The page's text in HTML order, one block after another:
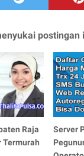
postingan
Raja
Termurah
Server